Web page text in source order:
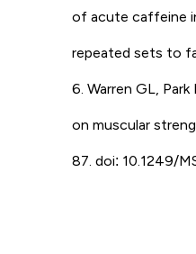
of acute caffeine
repeated sets to
6. Warren GL,
on muscular
87. doi: 10.1249/